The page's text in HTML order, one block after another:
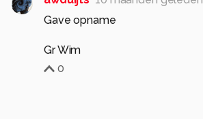
Gave opname
Gr Wim
0